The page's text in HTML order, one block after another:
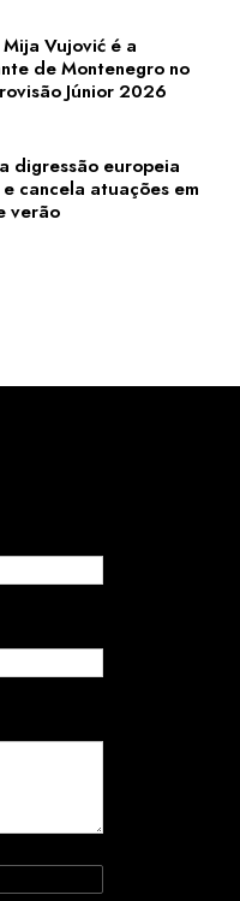
Mija Vujović é a
de Montenegro no
Júnior 2026
digressão europeia
cancela atuações em
verão